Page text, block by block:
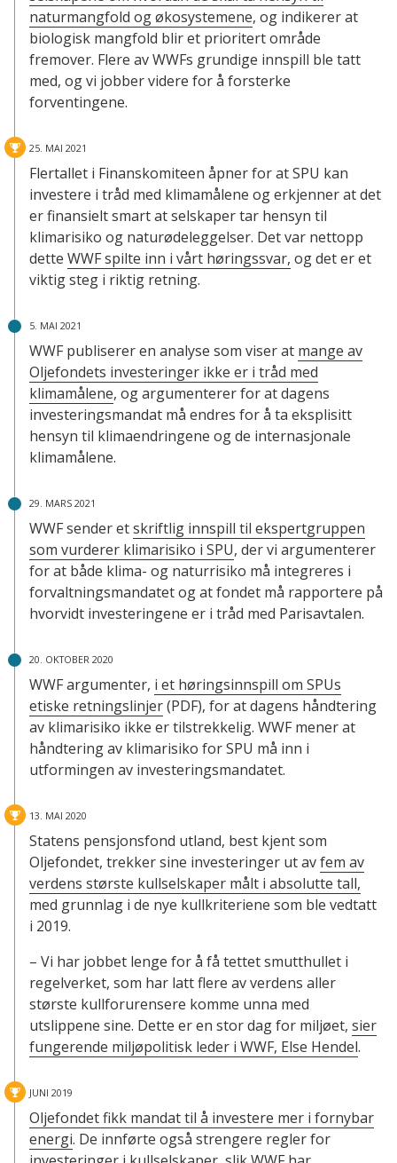
naturmangfold og økosystemene, og indikerer at
biologisk mangfold blir et prioritert område
fremover. Flere av WWFs grundige innspill ble tatt
med, og vi jobber videre for å forsterke
forventingene.
25. MAI 2021
Flertallet i Finanskomiteen åpner for at SPU kan
investere i tråd med klimamålene og erkjenner at det
er finansielt smart at selskaper tar hensyn til
klimarisiko og naturødeleggelser. Det var nettopp
dette WWF spilte inn i vårt høringssvar, og det er et
viktig steg i riktig retning.
5. MAI 2021
WWF publiserer en analyse som viser at mange av
Oljefondets investeringer ikke er i tråd med
klimamålene, og argumenterer for at dagens
investeringsmandat må endres for å ta eksplisitt
hensyn til klimaendringene og de internasjonale
klimamålene.
29. MARS 2021
WWF sender etskriftlig innspill til ekspertgruppen
som vurderer klimarisiko i SPU, der vi argumenterer
for at både klima- og naturrisiko må integreres i
forvaltningsmandatet og at fondet må rapportere på
hvorvidt investeringene er i tråd med Parisavtalen.
20. OKTOBER 2020
WWF argumenter, i et høringsinnspill om SPUs
etiske retningslinjer(PDF), for at dagens håndtering
av klimarisiko ikke er tilstrekkelig. WWF mener at
håndtering av klimarisiko for SPU må inn i
utformingen av investeringsmandatet.
13. MAI 2020
Statens pensjonsfond utland, best kjent som
Oljefondet, trekker sine investeringer ut avfem av
verdens største kullselskaper målt i absolutte tall,
med grunnlag i de nye kullkriteriene som ble vedtatt
i 2019.
– Vi har jobbet lenge for å få tettet smutthullet i
regelverket, som har latt flere av verdens aller
største kullforurensere komme unna med
utslippene sine. Dette er en stor dag for miljøet, sier
fungerende miljøpolitisk leder i WWF, Else Hendel.
JUNI 2019
Oljefondet fikk mandat til å investere mer i fornybar
energi. De innførte også strengere regler for